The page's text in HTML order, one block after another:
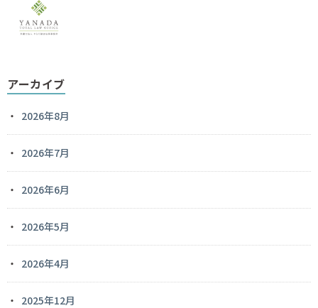
アーカイブ
2026年8月
2026年7月
2026年6月
2026年5月
2026年4月
2025年12月